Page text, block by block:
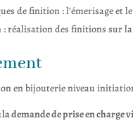
de finition : l’émerisage et
réalisation des finitions sur la
en bijouterie niveau
demande de prise en